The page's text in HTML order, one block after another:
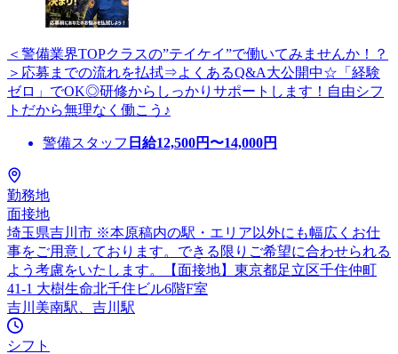
＜警備業界TOPクラスの”テイケイ”で働いてみませんか！？
＞応募までの流れを払拭⇒よくあるQ&A大公開中☆「経験
ゼロ」でOK◎研修からしっかりサポートします！自由シフ
トだから無理なく働こう♪
警備スタッフ 日給12,500円〜14,000円
勤務地
面接地
埼玉県吉川市 ※本原稿内の駅・エリア以外にも幅広くお仕
事をご用意しております。できる限りご希望に合わせられる
よう考慮をいたします。【面接地】東京都足立区千住仲町
41-1 大樹生命北千住ビル6階F室
吉川美南駅、吉川駅
シフト